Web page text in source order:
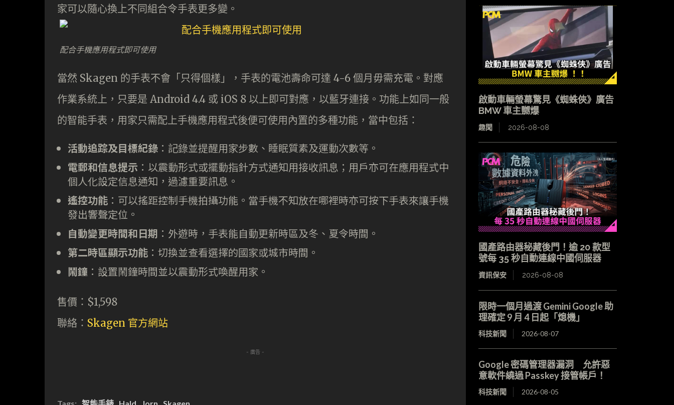
家可以隨心換上不同組合令手表更多變。
配合手機應用程式即可使用
當然 Skagen 的手表不會「只得個樣」，手表的電池壽命可達 4-6 個月毋需充電。對應
作業系統上，只要是 Android 4.4 或 iOS 8 以上即可對應，以藍牙連接。功能上如同一般
的智能手表，用家只需配上手機應用程式後便可使用內置的多種功能，當中包括：
活動追踪及目標紀錄 ：記錄並提醒用家步數、睡眠質素及運動次數等。
電郵和信息提示 ：以震動形式或擺動指針方式通知用接收訊息；用戶亦可在應用程式中
個人化設定信息通知，過濾重要訊息。
遙控功能 ：可以搖距控制手機拍攝功能。當手機不知放在哪裡時亦可按下手表來讓手機
發出響聲定位。
自動變更時間和日期 ：外遊時，手表能自動更新時區及冬、夏令時間。
第二時區顯示功能 ：切換並查看選擇的國家或城市時間。
鬧鐘 ：設置鬧鐘時間並以震動形式喚醒用家。
售價：$1,598
聯絡： Skagen 官方網站
- 廣告 -
啟動車輛螢幕驚見《蜘蛛俠》廣告
BMW 車主嬲爆
趣聞 2026-08-08
國產路由器秘藏後門！逾 20 款型
號每 35 秒自動連線中國伺服器
資訊保安 2026-08-08
限時一個月過渡 Gemini Google 助
理確定 9 月 4 日起「熄機」
科技新聞 2026-08-07
Google 密碼管理器漏洞 允許惡
意軟件繞過 Passkey 接管帳戶！
科技新聞 2026-08-05